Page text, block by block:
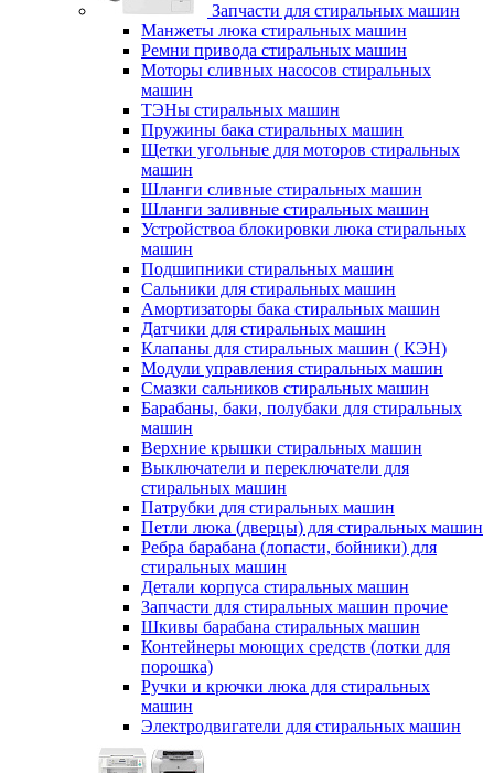
Запчасти для стиральных машин
Манжеты люка стиральных машин
Ремни привода стиральных машин
Моторы сливных насосов стиральных
машин
ТЭНы стиральных машин
Пружины бака стиральных машин
Щетки угольные для моторов стиральных
машин
Шланги сливные стиральных машин
Шланги заливные стиральных машин
Устройствоа блокировки люка стиральных
машин
Подшипники стиральных машин
Сальники для стиральных машин
Амортизаторы бака стиральных машин
Датчики для стиральных машин
Клапаны для стиральных машин ( КЭН)
Модули управления стиральных машин
Смазки сальников стиральных машин
Барабаны, баки, полубаки для стиральных
машин
Верхние крышки стиральных машин
Выключатели и переключатели для
стиральных машин
Патрубки для стиральных машин
Петли люка (дверцы) для стиральных машин
Ребра барабана (лопасти, бойники) для
стиральных машин
Детали корпуса стиральных машин
Запчасти для стиральных машин прочие
Шкивы барабана стиральных машин
Контейнеры моющих средств (лотки для
порошка)
Ручки и крючки люка для стиральных
машин
Электродвигатели для стиральных машин